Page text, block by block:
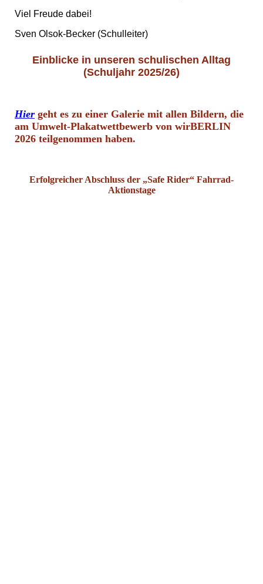
Viel Freude dabei!
Sven Olsok-Becker (Schulleiter)
Einblicke in unseren schulischen Alltag
(Schuljahr 2025/26)
Hier geht es zu einer Galerie mit allen Bildern, die
am Umwelt-Plakatwettbewerb von wirBERLIN
2026 teilgenommen haben.
Erfolgreicher Abschluss der „Safe Rider“ Fahrrad-
Aktionstage